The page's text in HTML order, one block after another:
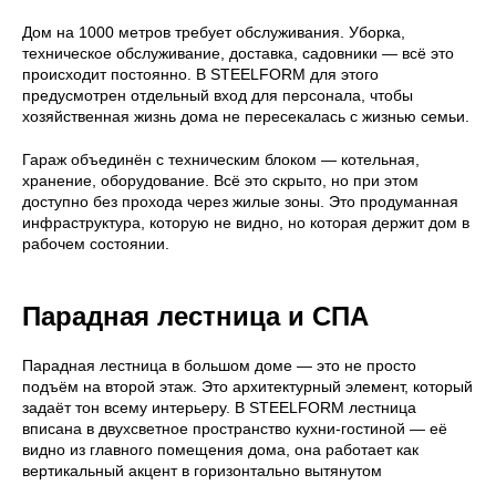
Дом на 1000 метров требует обслуживания. Уборка,
техническое обслуживание, доставка, садовники — всё это
происходит постоянно. В STEELFORM для этого
предусмотрен отдельный вход для персонала, чтобы
хозяйственная жизнь дома не пересекалась с жизнью семьи.
Гараж объединён с техническим блоком — котельная,
хранение, оборудование. Всё это скрыто, но при этом
доступно без прохода через жилые зоны. Это продуманная
инфраструктура, которую не видно, но которая держит дом в
рабочем состоянии.
Парадная лестница и СПА
Парадная лестница в большом доме — это не просто
подъём на второй этаж. Это архитектурный элемент, который
задаёт тон всему интерьеру. В STEELFORM лестница
вписана в двухсветное пространство кухни-гостиной — её
видно из главного помещения дома, она работает как
вертикальный акцент в горизонтально вытянутом